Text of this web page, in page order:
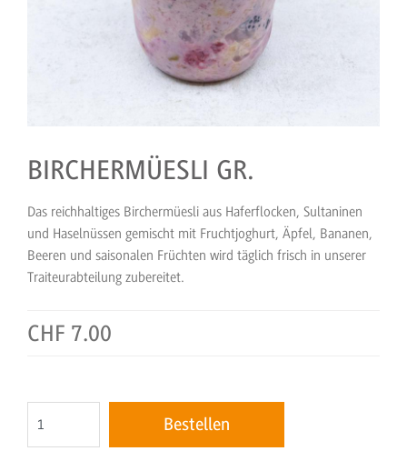
BIRCHERMÜESLI GR.
Das reichhaltiges Birchermüesli aus Haferflocken, Sultaninen
und Haselnüssen gemischt mit Fruchtjoghurt, Äpfel, Bananen,
Beeren und saisonalen Früchten wird täglich frisch in unserer
Traiteurabteilung zubereitet.
CHF 7.00